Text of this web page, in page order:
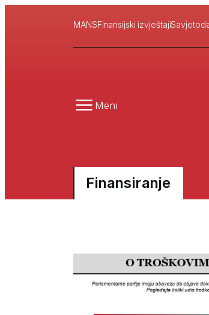
MANSFinansijski izvještaji
Meni
Finansiranje